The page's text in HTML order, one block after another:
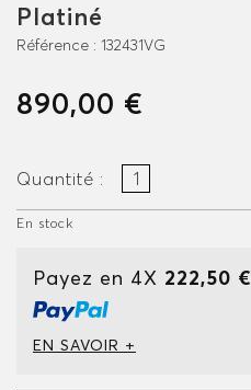
Platiné
Référence : 132431VG
890,00 €
Quantité :
En stock
Payez en 4X 222,50 €
EN SAVOIR +